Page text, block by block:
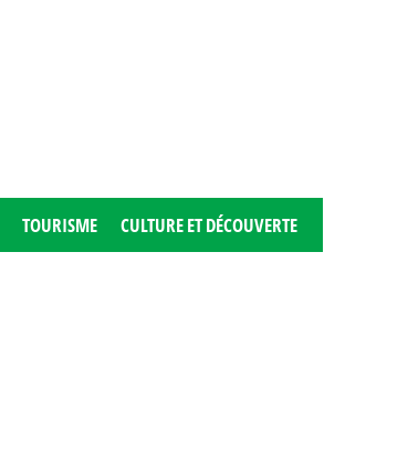
TOURISME CULTURE ET DÉCOUVERTE